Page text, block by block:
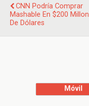
CNN Podría Comprar
Mashable En $200
De Dólares
Móvil